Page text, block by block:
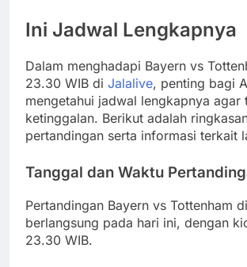
Ini Jadwal Lengkapnya
Dalam menghadapi Bayern vs
23.30 WIB di Jalalive, penting bagi
mengetahui jadwal lengkapnya agar
ketinggalan. Berikut adalah
pertandingan serta informasi terkait
Tanggal dan Waktu
Pertandingan Bayern vs Tottenham
berlangsung pada hari ini, dengan
23.30 WIB.